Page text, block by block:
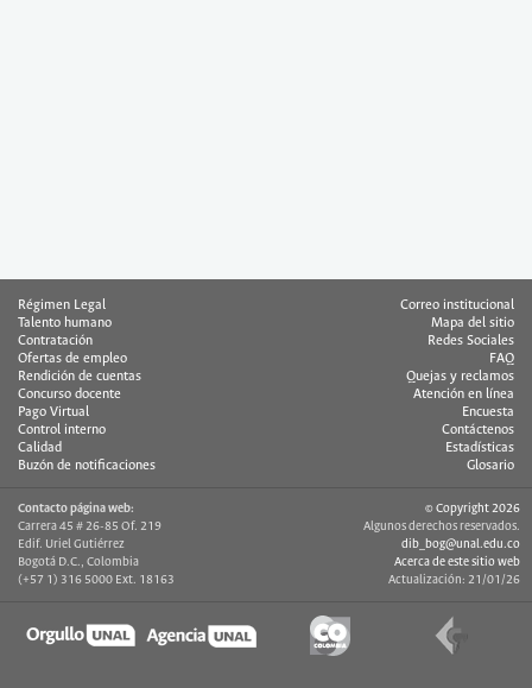
Régimen Legal
Talento humano
Contratación
Ofertas de empleo
Rendición de cuentas
Concurso docente
Pago Virtual
Control interno
Calidad
Buzón de notificaciones
Correo institucional
Mapa del sitio
Redes Sociales
FAQ
Quejas y reclamos
Atención en línea
Encuesta
Contáctenos
Estadísticas
Glosario
Contacto página web:
Carrera 45 # 26-85 Of. 219
Edif. Uriel Gutiérrez
Bogotá D.C., Colombia
(+57 1) 316 5000 Ext. 18163
© Copyright 2026
Algunos derechos reservados.
dib_bog@unal.edu.co
Acerca de este sitio web
Actualización: 21/01/26